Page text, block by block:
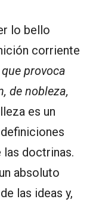
lo bello
corriente
provoca
de nobleza,
es un
las doctrinas.
absoluto
las ideas y,